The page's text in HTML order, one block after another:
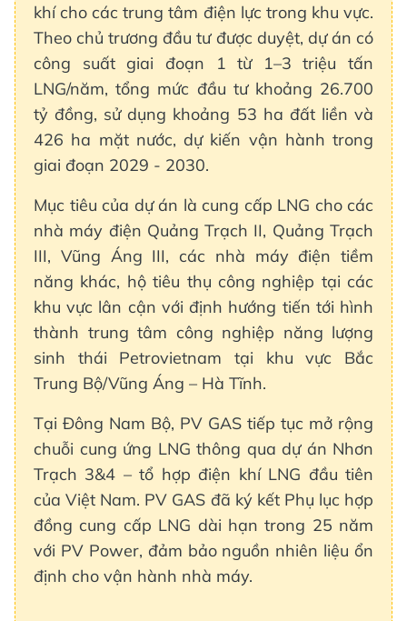
khí cho các trung tâm điện lực trong khu vực.
Theo chủ trương đầu tư được duyệt, dự án có
công suất giai đoạn 1 từ 1–3 triệu tấn
LNG/năm, tổng mức đầu tư khoảng 26.700
tỷ đồng, sử dụng khoảng 53 ha đất liền và
426 ha mặt nước, dự kiến vận hành trong
giai đoạn 2029 - 2030.
Mục tiêu của dự án là cung cấp LNG cho các
nhà máy điện Quảng Trạch II, Quảng Trạch
III, Vũng Áng III, các nhà máy điện tiềm
năng khác, hộ tiêu thụ công nghiệp tại các
khu vực lân cận với định hướng tiến tới hình
thành trung tâm công nghiệp năng lượng
sinh thái Petrovietnam tại khu vực Bắc
Trung Bộ/Vũng Áng – Hà Tĩnh.
Tại Đông Nam Bộ, PV GAS tiếp tục mở rộng
chuỗi cung ứng LNG thông qua dự án Nhơn
Trạch 3&4 – tổ hợp điện khí LNG đầu tiên
của Việt Nam. PV GAS đã ký kết Phụ lục hợp
đồng cung cấp LNG dài hạn trong 25 năm
với PV Power, đảm bảo nguồn nhiên liệu ổn
định cho vận hành nhà máy.